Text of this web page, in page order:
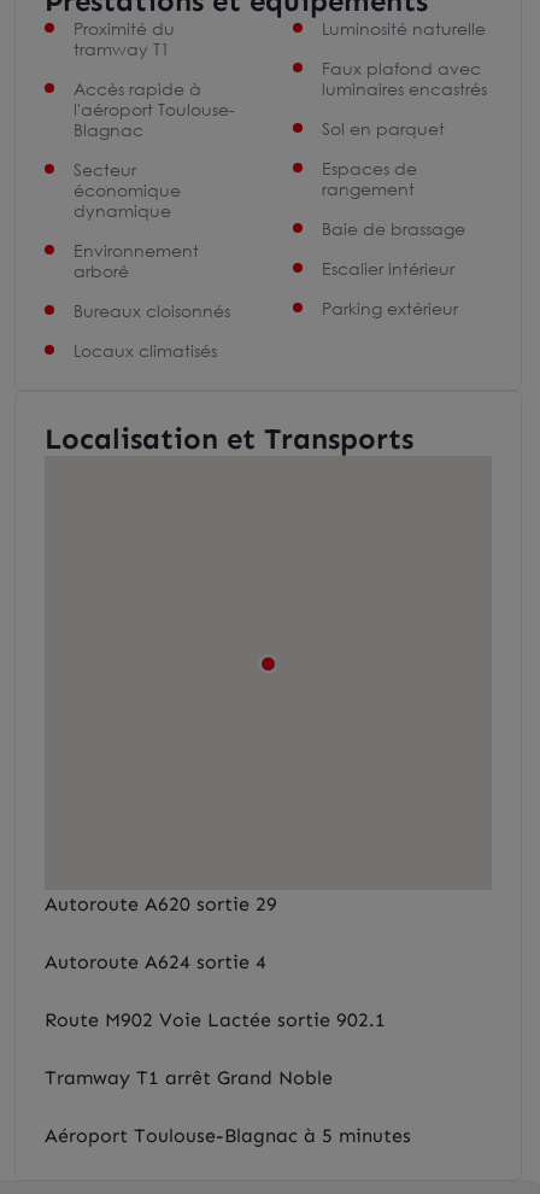
Proximité du
tramway T1
Accès rapide à
l'aéroport Toulouse-
Blagnac
Secteur
économique
dynamique
Environnement
arboré
Bureaux cloisonnés
Locaux climatisés
Luminosité naturelle
Faux plafond avec
luminaires encastrés
Sol en parquet
Espaces de
rangement
Baie de brassage
Escalier intérieur
Parking extérieur
Localisation et Transports
Autoroute A620 sortie 29
Autoroute A624 sortie 4
Route M902 Voie Lactée sortie 902.1
Tramway T1 arrêt Grand Noble
Aéroport Toulouse-Blagnac à 5 minutes